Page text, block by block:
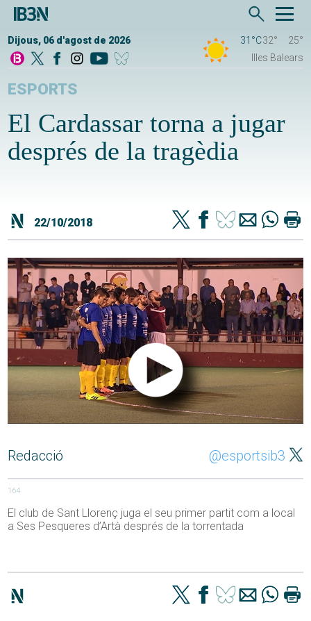
Dijous, 06 d'agost de 2026 31°C32°
25°
Illes Balears
ESPORTS
El Cardassar torna a jugar
després de la tragèdia
22/10/2018
Redacció @esportsib3
164
El club de Sant Llorenç juga el seu primer partit com a local
a Ses Pesqueres d’Artà després de la torrentada